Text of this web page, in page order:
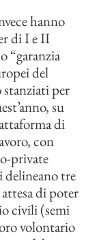
hanno
di I e II
“garanzia
del
per
su
di
con
private
delineano tre
di poter
civili (semi
volontario